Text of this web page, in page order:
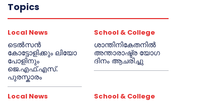
Topics
Local News
ടെൽസൻ
കോട്ടോളിക്കും ലിയോ
പോളിനും
ജെ.എഫ്.എസ്.
പുരസ്കാരം
School & College
ശാന്തിനികേതനിൽ
അന്താരാഷ്ട്ര യോഗ
ദിനം ആചരിച്ചു
Local News School & College